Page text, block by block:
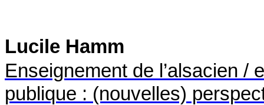
Lucile Hamm
Enseignement de l’alsacien /
publique : (nouvelles)